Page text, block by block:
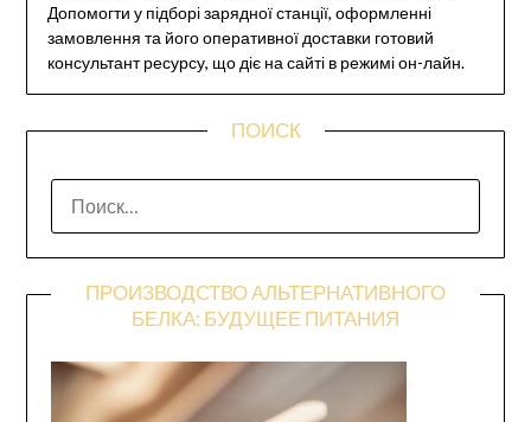
Допомогти у підборі зарядної станції, оформленні
замовлення та його оперативної доставки готовий
консультант ресурсу, що діє на сайті в режимі он-лайн.
ПОИСК
ПРОИЗВОДСТВО АЛЬТЕРНАТИВНОГО
БЕЛКА: БУДУЩЕЕ ПИТАНИЯ